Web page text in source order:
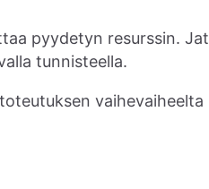
pyydetyn resurssin.
tunnisteella.
vaihevaiheelta